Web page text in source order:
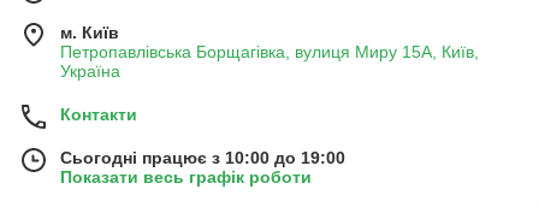
м. Київ
Петропавлівська Борщагівка, вулиця Миру 15А, Київ,
Україна
Контакти
Сьогодні працює з 10:00 до 19:00
Показати весь графік роботи